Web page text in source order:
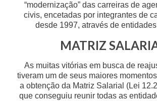
“modernização” das carreiras de
civis, encetadas por integrantes de
desde 1997, através de
MATRIZ
As muitas vitórias em busca de
tiveram um de seus maiores
a obtenção da Matriz Salarial (Lei
que conseguiu reunir todas as